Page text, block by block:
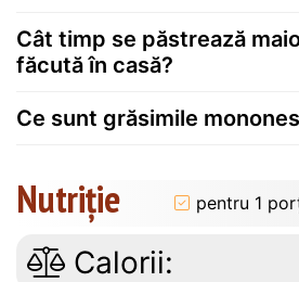
Cât timp se păstrează
făcută în casă?
Ce sunt grăsimile
Nutriție pentru 1
Calorii: